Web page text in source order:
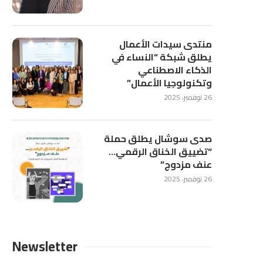
منتدى سيدات الأعمال
يطلق شبكة “النساء في
الذكاء الاصطناعي
وتكنولوجيا الأعمال”
26 نوفمبر، 2025
صدى سوشال يطلق حملة
“تضييق الخناق الرقمي…
عنف مزدوج”
26 نوفمبر، 2025
Newsletter